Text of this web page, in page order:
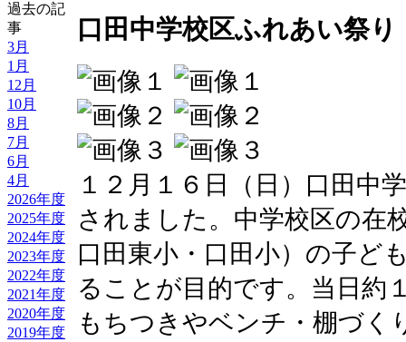
過去の記
事
3月
1月
12月
10月
8月
7月
6月
4月
2026年度
2025年度
2024年度
2023年度
2022年度
2021年度
2020年度
2019年度
口田中学校区ふれあい祭り
１２月１６日（日）口田中
されました。中学校区の在
口田東小・口田小）の子ど
ることが目的です。当日約
もちつきやベンチ・棚づく